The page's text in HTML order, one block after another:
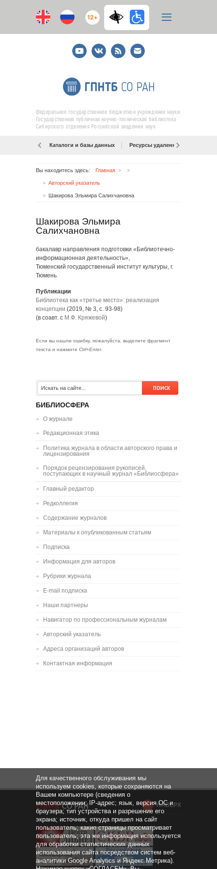
12+
YoutubeВКонтакте
RSS
E-
mail
подписка
Федеральное государственное бюджетное учреждение науки
Государственная публичная научно-техническая библиотека
Сибирского отделения Российской академии наук
Каталоги и базы данных Ресурсы удаленного доступа
Вы находитесь здесь: Главная
Авторский указатель
Шакирова Эльмира Салихчановна
Шакирова Эльмира
Салихчановна
бакалавр направления подготовки «Библиотечно-
информационная деятельность»,
Тюменский государственный институт культуры, г.
Тюмень
Публикации
Библиотека как «третье место»: реализация
концепции (2019, № 3, с. 93-98)
(в соавт. с М.Ф. Кряжевой)
Если вы нашли ошибку, пожалуйста, выделите фрагмент
текста и нажмите Ctrl+Enter.
БИБЛИОСФЕРА
О журнале
Редакционная этика
Политика журнала в области авторского права и
лицензирования
Порядок рецензирования рукописей,
поступающих в научный журнал «Библиосфера»
Главный редактор
Редколлегия
Содержание журналов
Материалы к опубликованным статьям
Подписка
Информация для авторов
Рубрики журнала
E-mail подписка
Наши партнеры
Навигатор по профессиональным журналам
Авторский указатель
Адреса организаций авторов
Контактная информация
НАВЕРХ
Для качественного обслуживания мы
используем cookies, которые сохраняются на
Вашем компьютере (сведения о
местоположении; IP-адрес; язык, версия ОС и
браузера; тип устройства и разрешение его
экрана; источник, откуда пришел на сайт
пользователь; какие страницы просматривает
пользователь; эта же информация используется
для обработки статистических данных
использования сайта посредством систем веб-
аналитики Google Analytics и Яндекс.Метрика).